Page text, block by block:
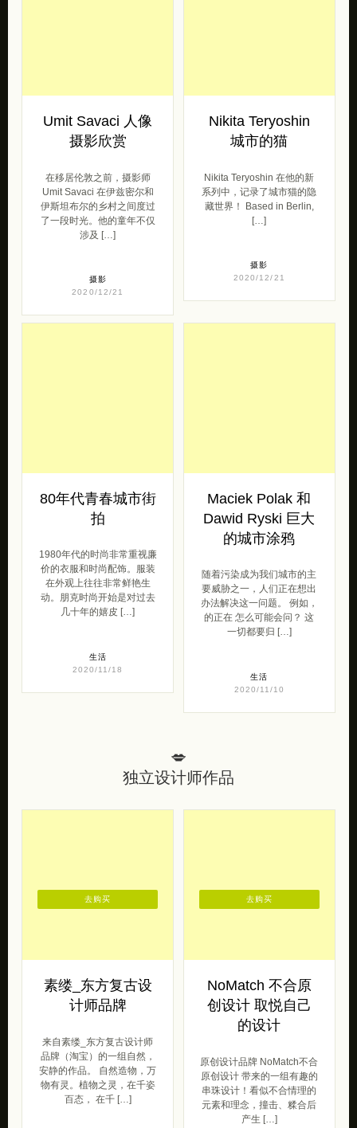
Umit Savaci 人像
摄影欣赏
在移居伦敦之前，摄影师
Umit Savaci 在伊兹密尔和
伊斯坦布尔的乡村之间度过
了一段时光。他的童年不仅
涉及 […]
摄影
2020/12/21
Nikita Teryoshin
城市的猫
Nikita Teryoshin 在他的新
系列中，记录了城市猫的隐
藏世界！ Based in Berlin,
[…]
摄影
2020/12/21
80年代青春城市街
拍
1980年代的时尚非常重视廉
价的衣服和时尚配饰。服装
在外观上往往非常鲜艳生
动。朋克时尚开始是对过去
几十年的嬉皮 […]
生活
2020/11/18
Maciek Polak 和
Dawid Ryski 巨大
的城市涂鸦
随着污染成为我们城市的主
要威胁之一，人们正在想出
办法解决这一问题。 例如，
的正在 怎么可能会问？ 这
一切都要归 […]
生活
2020/11/10
💋
独立设计师作品
素缕_东方复古设
计师品牌
来自素缕_东方复古设计师
品牌（淘宝）的一组自然，
安静的作品。 自然造物，万
物有灵。植物之灵，在千姿
百态， 在千 […]
去购买
NoMatch 不合原
创设计 取悦自己
的设计
原创设计品牌 NoMatch不合
原创设计 带来的一组有趣的
串珠设计！看似不合情理的
元素和理念，撞击、糅合后
产生 […]
去购买